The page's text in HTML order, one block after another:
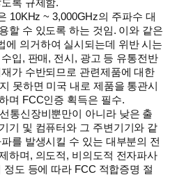
록 규제함.
10KHz ~ 3,000GHz의 주파수 대
할 수 있도록 하는 것임. 이와 같은
에 의거하여 실시되는데 위반 시는
입, 판매, 전시, 광고 등 유통전반
가 수반되므로 관련제품에 대한
못하면 미국 내로 제품을 통관시
며 FCC인증 획득은 필수.
통신장비뿐만이 아니라 낮은 출
기 및 컴퓨터와 그 주변기기와 같
를 발생시킬 수 있는 대부분의 전
하며, 의도적, 비의도적 전자파사
정도 등에 따라 FCC 적합증명 절